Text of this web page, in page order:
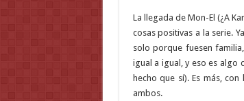
La llegada de Mon-El (¿A
cosas positivas a la serie.
solo porque fuesen
igual a igual, y eso es algo
hecho que sí). Es más,
ambos.